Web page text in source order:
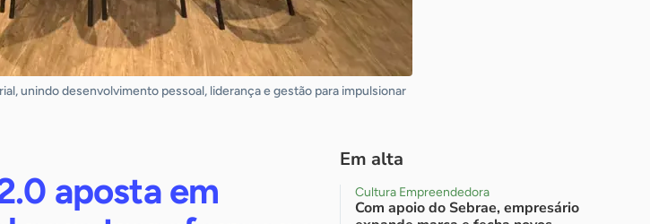
unindo desenvolvimento pessoal, liderança e gestão para impulsionar
aposta em
Em alta
Cultura Empreendedora
Com apoio do Sebrae, empresário